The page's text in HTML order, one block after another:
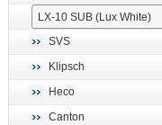
SVS
Klipsch
Heco
Canton